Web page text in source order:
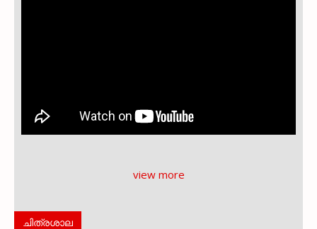
view more
ചിത്രശാല